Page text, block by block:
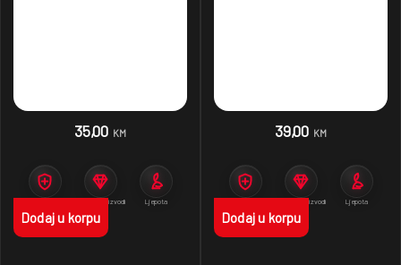
35,00 KM
Premium proizvodi Ljepota
Dodaj u korpu
39,00 KM
Premium proizvodi Ljepota
Dodaj u korpu